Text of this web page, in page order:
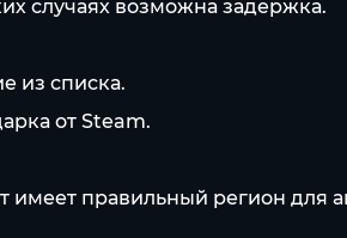
случаях возможна задержка.
из списка.
от Steam.
имеет правильный регион для